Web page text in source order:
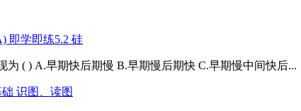
即学即练5.2 硅
为 ( ) A.早期快后期慢 B.早期慢后期快 C.早期慢中间快后...
识图、读图